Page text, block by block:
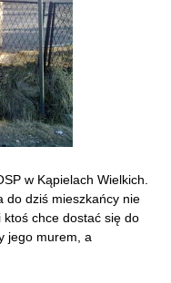
w Kąpielach Wielkich.
do dziś mieszkańcy nie
chce dostać się do
jego murem, a